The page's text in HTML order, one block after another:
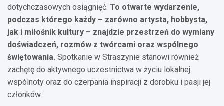
dotychczasowych osiągnięć. To otwarte wydarzenie,
podczas którego każdy – zarówno artysta, hobbysta,
jak i miłośnik kultury – znajdzie przestrzeń do wymiany
doświadczeń, rozmów z twórcami oraz wspólnego
świętowania. Spotkanie w Straszynie stanowi również
zachętę do aktywnego uczestnictwa w życiu lokalnej
wspólnoty oraz do czerpania inspiracji z dorobku i pasji jej
członków.